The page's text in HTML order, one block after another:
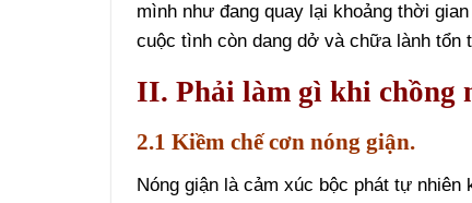
mình như đang quay lại khoảng thời
cuộc tình còn dang dở và chữa lành tổn
II. Phải làm gì khi chồng
2.1 Kiềm chế cơn nóng giận.
Nóng giận là cảm xúc bộc phát tự nhiên